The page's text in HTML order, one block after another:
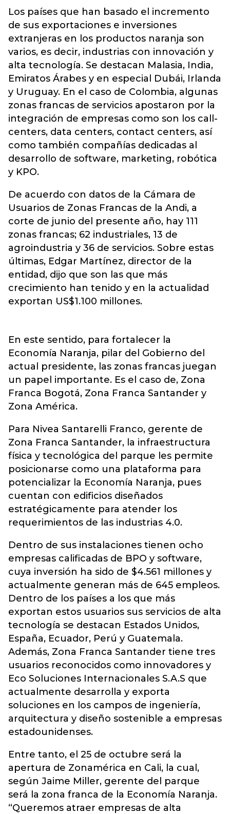
Los países que han basado el incremento
de sus exportaciones e inversiones
extranjeras en los productos naranja son
varios, es decir, industrias con innovación y
alta tecnología. Se destacan Malasia, India,
Emiratos Árabes y en especial Dubái, Irlanda
y Uruguay. En el caso de Colombia, algunas
zonas francas de servicios apostaron por la
integración de empresas como son los call-
centers, data centers, contact centers, así
como también compañías dedicadas al
desarrollo de software, marketing, robótica
y KPO.
De acuerdo con datos de la Cámara de
Usuarios de Zonas Francas de la Andi, a
corte de junio del presente año, hay 111
zonas francas; 62 industriales, 13 de
agroindustria y 36 de servicios. Sobre estas
últimas, Edgar Martínez, director de la
entidad, dijo que son las que más
crecimiento han tenido y en la actualidad
exportan US$1.100 millones.
En este sentido, para fortalecer la
Economía Naranja, pilar del Gobierno del
actual presidente, las zonas francas juegan
un papel importante. Es el caso de, Zona
Franca Bogotá, Zona Franca Santander y
Zona América.
Para Nivea Santarelli Franco, gerente de
Zona Franca Santander, la infraestructura
física y tecnológica del parque les permite
posicionarse como una plataforma para
potencializar la Economía Naranja, pues
cuentan con edificios diseñados
estratégicamente para atender los
requerimientos de las industrias 4.0.
Dentro de sus instalaciones tienen ocho
empresas calificadas de BPO y software,
cuya inversión ha sido de $4.561 millones y
actualmente generan más de 645 empleos.
Dentro de los países a los que más
exportan estos usuarios sus servicios de alta
tecnología se destacan Estados Unidos,
España, Ecuador, Perú y Guatemala.
Además, Zona Franca Santander tiene tres
usuarios reconocidos como innovadores y
Eco Soluciones Internacionales S.A.S que
actualmente desarrolla y exporta
soluciones en los campos de ingeniería,
arquitectura y diseño sostenible a empresas
estadounidenses.
Entre tanto, el 25 de octubre será la
apertura de Zonamérica en Cali, la cual,
según Jaime Miller, gerente del parque
será la zona franca de la Economía Naranja.
“Queremos atraer empresas de alta